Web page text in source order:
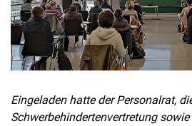
Eingeladen hatte der Personalrat,
Schwerbehindertenvertretung